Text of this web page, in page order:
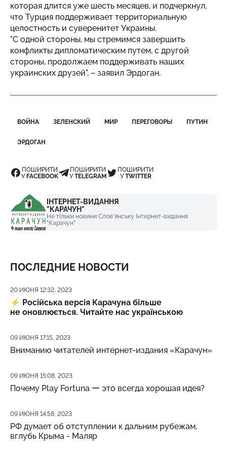
которая длится уже шесть месяцев, и подчеркнул,
что Турция поддерживает территориальную
целостность и суверенитет Украины.
"С одной стороны, мы стремимся завершить
конфликты дипломатическим путем, с другой
стороны, продолжаем поддерживать наших
украинских друзей", – заявил Эрдоган.
ВОЙНА ЗЕЛЕНСКИЙ МИР ПЕРЕГОВОРЫ ПУТИН
ЭРДОГАН
ПОШИРИТИ
УFACEBOOK
ПОШИРИТИ
УTELEGRAM
ПОШИРИТИ
УTWITTER
ІНТЕРНЕТ-ВИДАННЯ
"КАРАЧУН"
Не тільки новини Слов'янську Інтернет-видання
"Карачун"
ПОСЛЕДНИЕ НОВОСТИ
Дата публикации
20 ИЮНЯ 12:32, 2023
⚡️ Російська версія Карачуна більше
не оновлюється. Читайте нас українською
Дата публикации
09 ИЮНЯ 17:15, 2023
Вниманию читателей интернет-издания «Карачун»
Дата публикации
09 ИЮНЯ 15:08, 2023
Почему Play Fortuna ー это всегда хорошая идея?
Дата публикации
09 ИЮНЯ 14:58, 2023
РФ думает об отступлении к дальним рубежам,
вглубь Крыма - Маляр